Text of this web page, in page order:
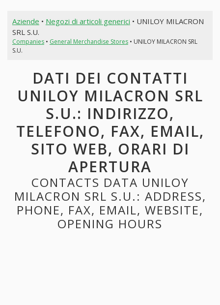
Aziende • Negozi di articoli generici • UNILOY MILACRON
SRL S.U.
Companies• General Merchandise Stores• UNILOY MILACRON SRL
S.U.
DATI DEI CONTATTI
UNILOY MILACRON SRL
S.U.: INDIRIZZO,
TELEFONO, FAX, EMAIL,
SITO WEB, ORARI DI
APERTURA
CONTACTS DATA UNILOY
MILACRON SRL S.U.: ADDRESS,
PHONE, FAX, EMAIL, WEBSITE,
OPENING HOURS